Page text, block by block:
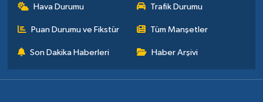
Hava Durumu Trafik Durumu
Puan Durumu ve Fikstür Tüm Manşetler
Son Dakika Haberleri Haber Arşivi